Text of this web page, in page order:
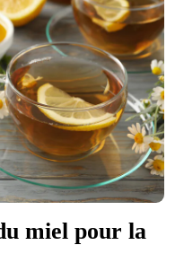
miel pour la